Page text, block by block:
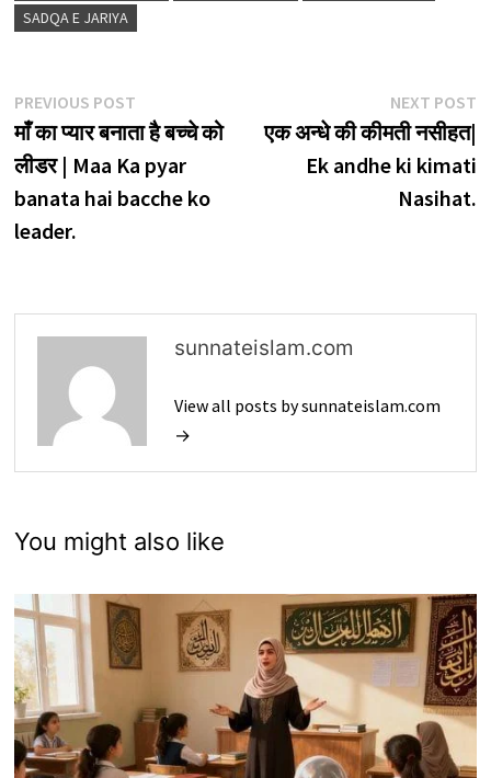
SADQA E JARIYA
Post
navigation
PREVIOUS POSTPrevious
post:
माँ का प्यार बनाता है बच्चे को
लीडर | Maa Ka pyar
banata hai bacche ko
leader.
NEXT POST
एक अन्धे की कीमती नसीहत|
Ek andhe ki kimati
Nasihat.
sunnateislam.com
View all posts by sunnateislam.com
→
You might also like